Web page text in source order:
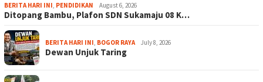
BERITA HARI INI PENDIDIKAN August 6, 2026
Ditopang Bambu, Plafon SDN Sukamaju 08 K…
BERITA HARI INI BOGOR RAYA July 8, 2026
Dewan Unjuk Taring